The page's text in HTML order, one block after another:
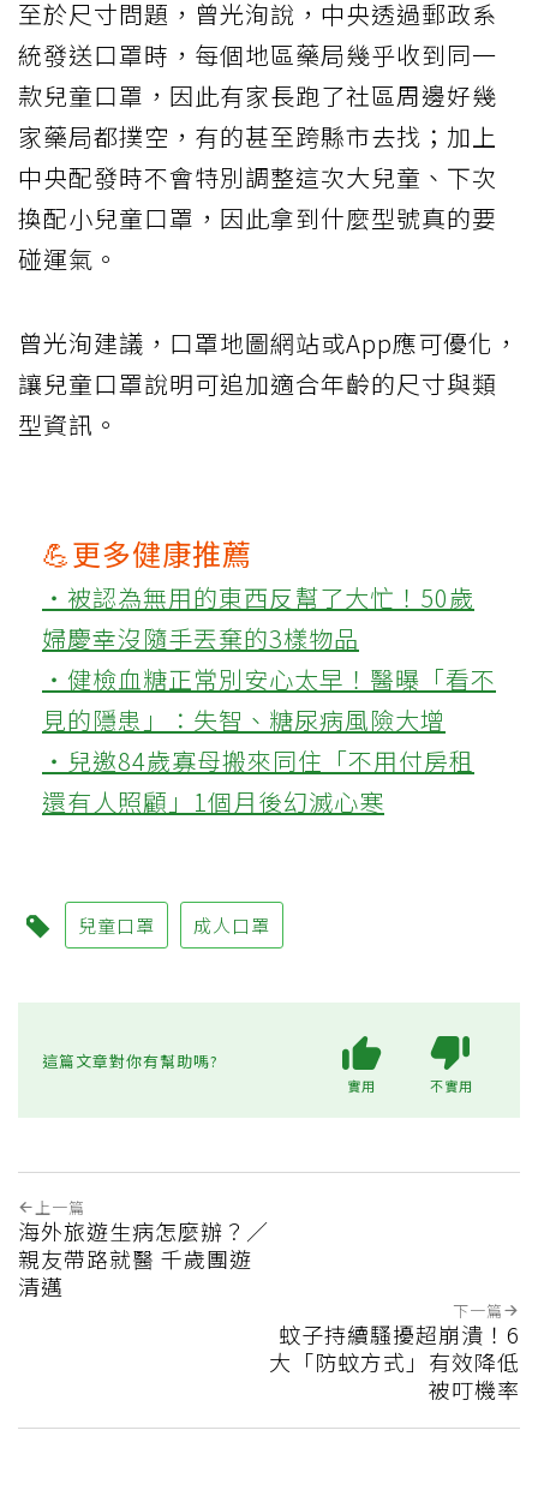
至於尺寸問題，曾光洵說，中央透過郵政系
統發送口罩時，每個地區藥局幾乎收到同一
款兒童口罩，因此有家長跑了社區周邊好幾
家藥局都撲空，有的甚至跨縣市去找；加上
中央配發時不會特別調整這次大兒童、下次
換配小兒童口罩，因此拿到什麼型號真的要
碰運氣。
曾光洵建議，口罩地圖網站或App應可優化，
讓兒童口罩說明可追加適合年齡的尺寸與類
型資訊。
💪更多健康推薦
‧被認為無用的東西反幫了大忙！50歲
婦慶幸沒隨手丟棄的3樣物品
‧健檢血糖正常別安心太早！醫曝「看不
見的隱患」：失智、糖尿病風險大增
‧兒邀84歲寡母搬來同住「不用付房租
還有人照顧」1個月後幻滅心寒
兒童口罩 成人口罩
這篇文章對你有幫助嗎?
實用 不實用
上一篇
海外旅遊生病怎麼辦？／
親友帶路就醫 千歲團遊
清邁
下一篇
蚊子持續騷擾超崩潰！6
大「防蚊方式」有效降低
被叮機率